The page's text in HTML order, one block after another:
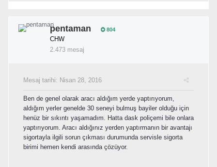
pentaman 804
CHW
2.473 mesaj
Mesaj tarihi: Nisan 28, 2016
Ben de genel olarak aracı aldığım yerde yaptırıyorum,
aldığım yerler genelde 30 seneyi bulmuş bayiler olduğu için
henüz bir sıkıntı yaşamadım. Hatta dask poliçemi bile onlara
yaptırıyorum. Aracı aldığınız yerden yaptırmanın bir avantajı
sigortayla ilgili sorun çıkması durumunda servisle sigorta
birimi hemen kendi arasında çözüyor.